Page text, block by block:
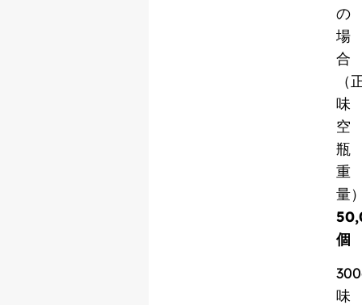
の
場
合
（
味
空
瓶
重
量
個
味